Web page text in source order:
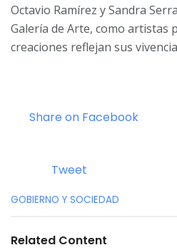
Octavio Ramírez y Sandra
Galería de Arte, como artistas
creaciones reflejan sus
Share on Facebook
Tweet
C
e
GOBIERNO Y SOCIEDAD
Related Content